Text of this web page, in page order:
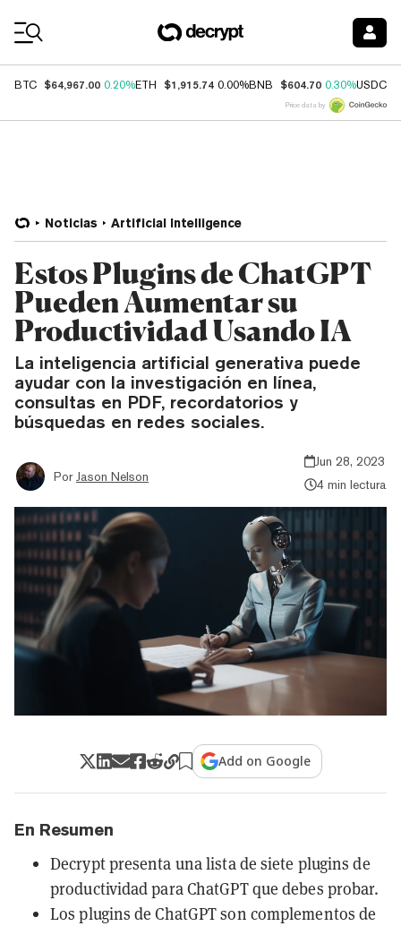
BTC $64,967.00 0.20%ETH $1,915.74 0.00%BNB $604.70 0.30%USDC
Price data by
Noticias Artificial Intelligence
Estos Plugins de ChatGPT
Pueden Aumentar su
Productividad Usando IA
La inteligencia artificial generativa puede
ayudar con la investigación en línea,
consultas en PDF, recordatorios y
búsquedas en redes sociales.
Por Jason Nelson
Jun 28, 2023
4 min lectura
Add on Google
En Resumen
Decrypt presenta una lista de siete plugins de
productividad para ChatGPT que debes probar.
Los plugins de ChatGPT son complementos de